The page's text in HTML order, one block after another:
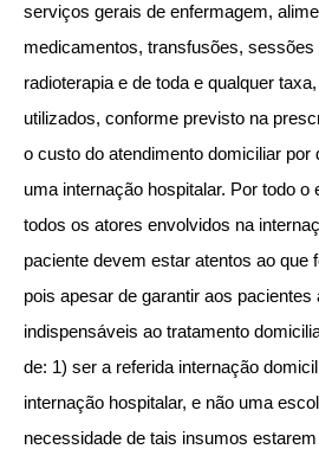
serviços gerais de enfermagem,
medicamentos, transfusões, sessões
radioterapia e de toda e qualquer
utilizados, conforme previsto na
o custo do atendimento domiciliar por
uma internação hospitalar. Por todo
todos os atores envolvidos na
paciente devem estar atentos ao que
pois apesar de garantir aos
indispensáveis ao tratamento
de: 1) ser a referida internação
internação hospitalar, e não uma
necessidade de tais insumos